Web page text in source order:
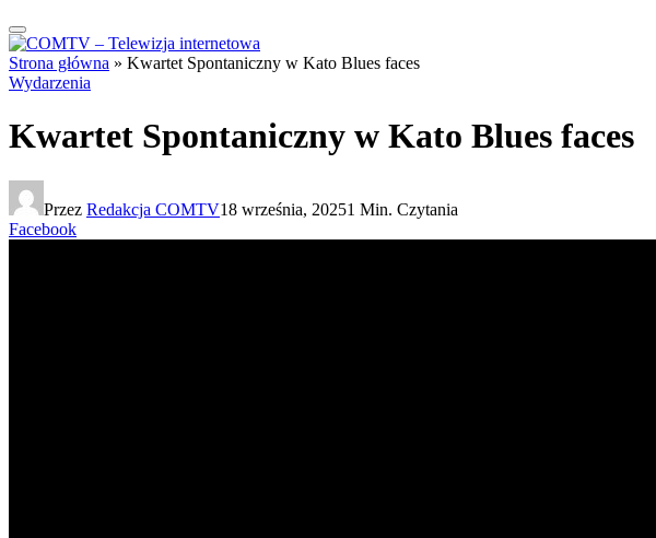
Strona główna » Kwartet Spontaniczny w Kato Blues faces
Wydarzenia
Kwartet Spontaniczny w Kato Blues faces
Przez Redakcja COMTV18 września, 20251 Min. Czytania
Facebook